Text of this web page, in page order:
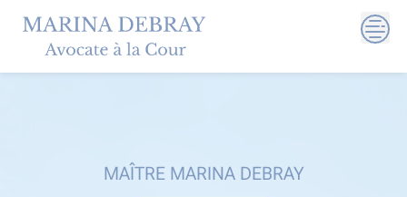
content
MAÎTRE MARINA DEBRAY